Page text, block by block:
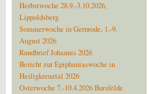
Herbstwoche 28.9.-3.10.2026,
Lippoldsberg
Sommerwoche in Gernrode, 1.-9.
August 2026
Rundbrief Johannis 2026
Bericht zur Epiphaniaswoche in
Heiligkreuztal 2026
Osterwoche 7.-10.4.2026 Bursfelde